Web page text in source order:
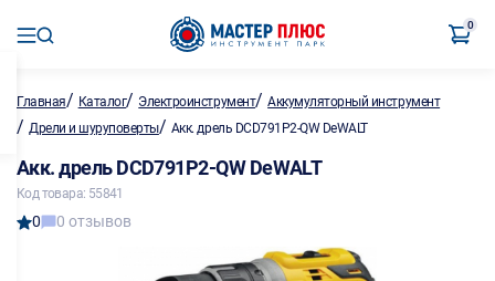
0
Главная/ Каталог/ Электроинструмент/Аккумуляторный инструмент
/ Дрели и шуруповерты/ Акк. дрель DCD791P2-QW DeWALT
Акк. дрель DCD791P2-QW DeWALT
Код товара: 55841
0 0 отзывов